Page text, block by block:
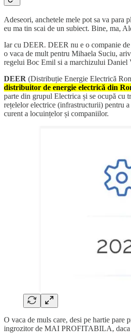
Adeseori, anchetele mele pot sa va para
eu ma tin scai de un subiect. Bine, ma,
Iar cu DEER. DEER nu e o companie
o vaca de mult pentru Mihaela Suciu,
regelui Boc Emil si a marchizului Daniel
DEER (Distribuție Energie Electrică
distribuitor de energie electrică din
parte din grupul Electrica și se ocupă cu
rețelelor electrice (infrastructurii) pentru a
curent a locuințelor și companiilor.
O vaca de muls care, desi pe hartie pare
ingrozitor de MAI PROFITABILA,